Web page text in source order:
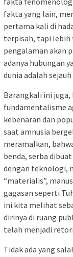
fakta yang lain,
pertama kali di
terpisah, tapi lebih
pengalaman akan
adanya hubungan
dunia adalah
Barangkali ini
fundamentalisme
kebenaran dan
saat amnusia
meramalkan,
benda, serba
dengan teknologi,
“materialis”,
gagasan seperti
ini kita melihat
dirinya di ruang
telah menjadi
Tidak ada yang